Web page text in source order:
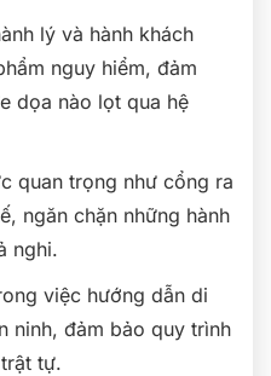
lý và hành khách
nguy hiểm, đảm
dọa nào lọt qua hệ
quan trọng như cổng ra
ngăn chặn những hành
nghi.
việc hướng dẫn di
ninh, đảm bảo quy trình
tự.